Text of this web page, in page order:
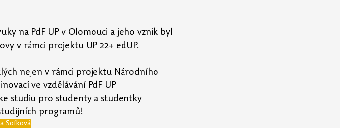
na PdF UP v Olomouci a jeho vznik byl
v rámci projektu UP 22+ edUP.
nejen v rámci projektu Národního
ve vzdělávání PdF UP
studiu pro studenty a studentky
programů!
Sofková